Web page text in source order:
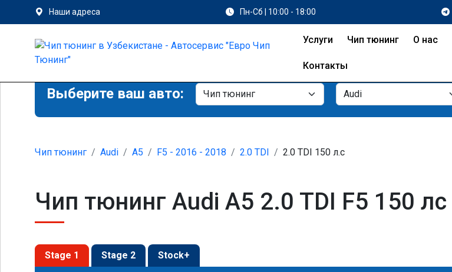
Наши адреса Пн-Сб | 10:00 - 18:00
Услуги Чип тюнинг О нас
Контакты
Выберите ваш авто:
Чип тюнинг Audi A5 F5 - 2016 - 2018 2.0 TDI 2.0 TDI 150 л.с
Чип тюнинг Audi A5 2.0 TDI F5 150 лс
Stage 1 Stage 2 Stock+